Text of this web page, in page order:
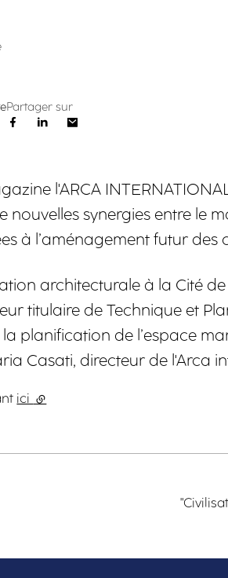
Partager sur
l'ARCA
synergies entre le
à l’aménagement futur des
architecturale à la Cité
titulaire de Technique et
planification de l’espace
Casati, directeur de l'Arca
ici (lien externe)